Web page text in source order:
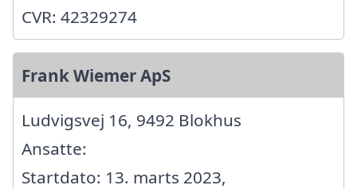
CVR: 42329274
Frank Wiemer ApS
Ludvigsvej 16, 9492 Blokhus
Ansatte:
Startdato: 13. marts 2023,